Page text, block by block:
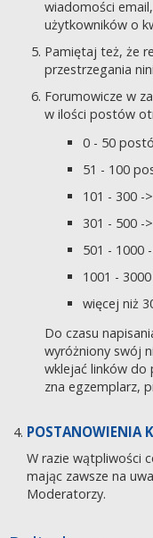
wiadomości
użytkowników o
Pamiętaj też, że
przestrzegania
Forumowicze w
w ilości postów
0 - 50
51 - 100
101 - 300 -
301 - 500 -
501 - 1000
1001 -
więcej niż
Do czasu
wyróżniony swój
wklejać linków do
zna egzemplarz,
POSTANOWIENIA
W razie wątpliwości
mając zawsze na
Moderatorzy.